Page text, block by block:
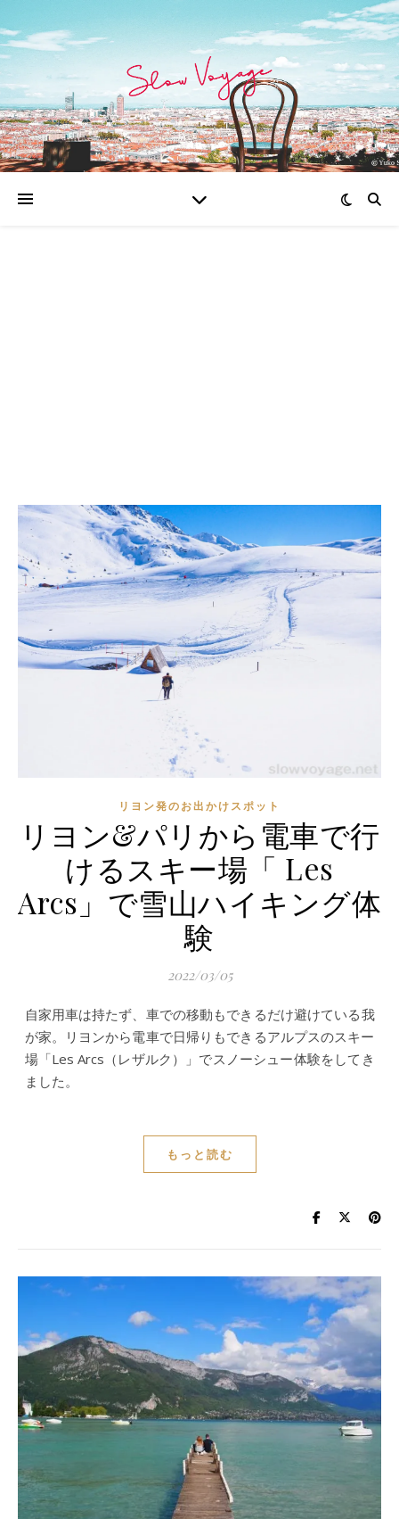
リヨン発のお出かけスポット
リヨン&パリから電車で行
けるスキー場「 Les
Arcs」で雪山ハイキング体
験
2022/03/05
自家用車は持たず、車での移動もできるだけ避けている我
が家。リヨンから電車で日帰りもできるアルプスのスキー
場「Les Arcs（レザルク）」でスノーシュー体験をしてき
ました。
もっと読む